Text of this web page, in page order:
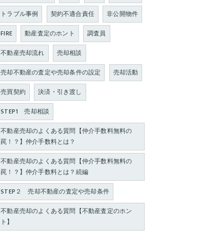
トラブル事例
契約不適合責任
非公開物件
FIRE
動産査定のホント
調査員
不動産売却流れ
売却相談
売却不動産の査定や売却条件の設定
売却活動
売買契約
決済・引き渡し
STEP1 売却相談
不動産売却のよくある質問【仲介手数料無料の
罠！？】仲介手数料とは？
不動産売却のよくある質問【仲介手数料無料の
罠！？】仲介手数料とは？続編
STEP２ 売却不動産の査定や売却条件
不動産売却のよくある質問【不動産査定のホン
ト】